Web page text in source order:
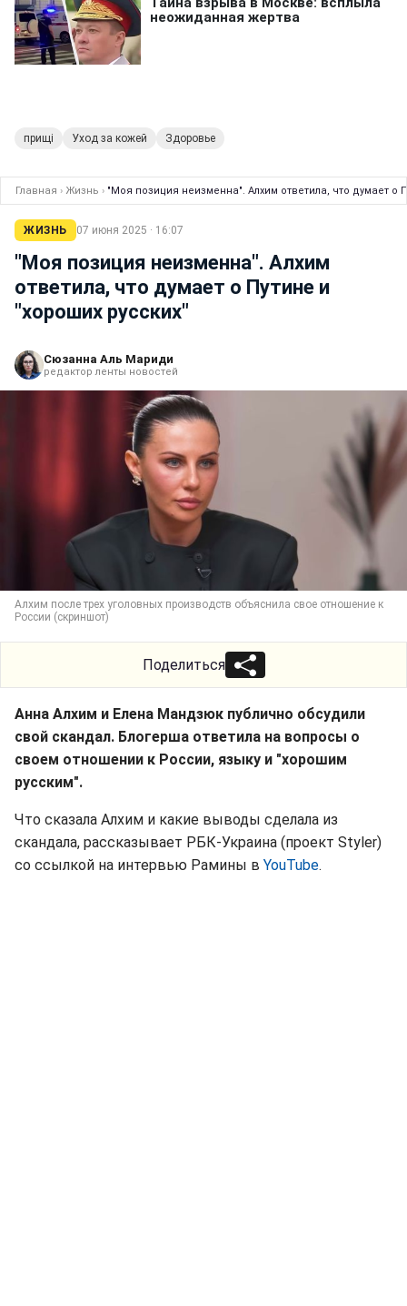
прищі Уход за кожей Здоровье
Главная › Жизнь › "Моя позиция неизменна". Алхим ответила, что думает о
ЖИЗНЬ 07 июня 2025 · 16:07
"Моя позиция неизменна". Алхим
ответила, что думает о Путине и
"хороших русских"
Сюзанна Аль Мариди
редактор ленты новостей
Алхим после трех уголовных производств объяснила свое отношение к
России (скриншот)
Поделиться
Анна Алхим и Елена Мандзюк публично обсудили
свой скандал. Блогерша ответила на вопросы о
своем отношении к России, языку и "хорошим
русским".
Что сказала Алхим и какие выводы сделала из
скандала, рассказывает РБК-Украина (проект Styler)
со ссылкой на интервью Рамины в YouTube.